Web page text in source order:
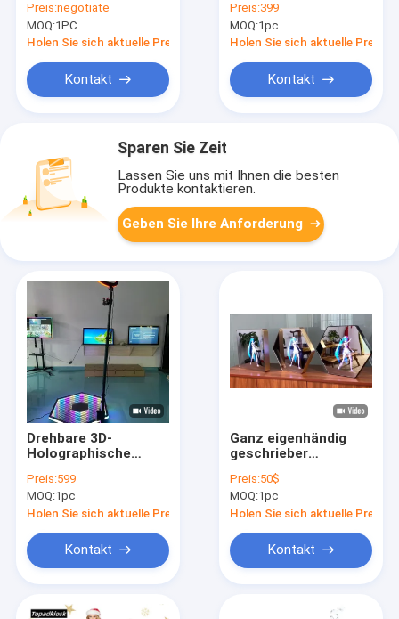
des 3d
Anzeigesystem-LED
65cm für die
Preis:negotiate
MOQ:1PC
Holen Sie sich aktuelle Preis
Kontakt
Hochzeitsfest
Preis:399
MOQ:1pc
Holen Sie sich aktuelle Preis
Kontakt
Sparen Sie Zeit
Lassen Sie uns mit Ihnen die besten
Produkte kontaktieren.
Geben Sie Ihre Anforderung
Drehbare 3D-
Holographische
Automatische 360-
Grad-Selfie-
Fotostelle
Preis:599
MOQ:1pc
Holen Sie sich aktuelle Preis
Kontakt
Ganz eigenhändig
geschrieber
Hologramm-Kiosk
des Spiegel-3D für
die Werbung von LED-
Licht
Preis:50$
MOQ:1pc
Holen Sie sich aktuelle Preis
Kontakt